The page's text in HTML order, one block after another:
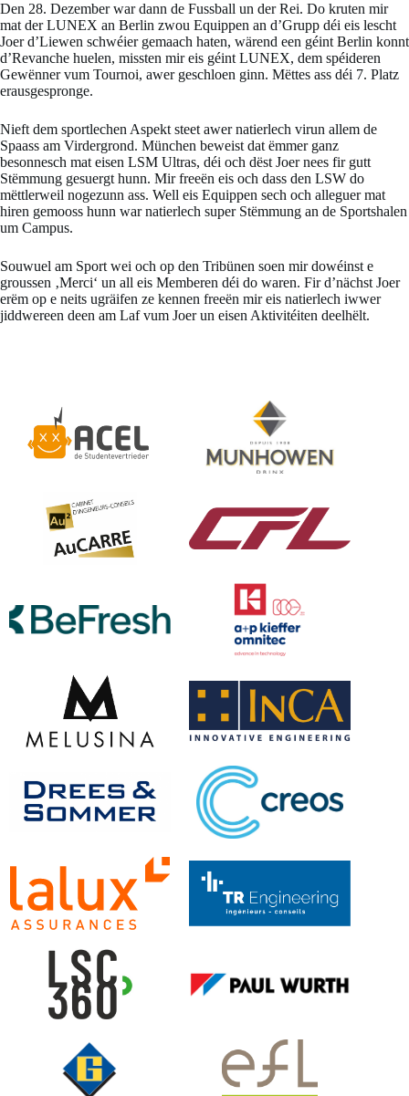
Den 28. Dezember war dann de Fussball un der Rei. Do kruten mir
mat der LUNEX an Berlin zwou Equippen an d’Grupp déi eis lescht
Joer d’Liewen schwéier gemaach haten, wärend een géint Berlin konnt
d’Revanche huelen, missten mir eis géint LUNEX, dem spéideren
Gewënner vum Tournoi, awer geschloen ginn. Mëttes ass déi 7. Platz
erausgespronge.
Nieft dem sportlechen Aspekt steet awer natierlech virun allem de
Spaass am Virdergrond. München beweist dat ëmmer ganz
besonnesch mat eisen LSM Ultras, déi och dëst Joer nees fir gutt
Stëmmung gesuergt hunn. Mir freeën eis och dass den LSW do
mëttlerweil nogezunn ass. Well eis Equippen sech och alleguer mat
hiren gemooss hunn war natierlech super Stëmmung an de Sportshalen
um Campus.
Souwuel am Sport wei och op den Tribünen soen mir dowéinst e
groussen ‚Merci‘ un all eis Memberen déi do waren. Fir d’nächst Joer
erëm op e neits ugräifen ze kennen freeën mir eis natierlech iwwer
jiddwereen deen am Laf vum Joer un eisen Aktivitéiten deelhëlt.